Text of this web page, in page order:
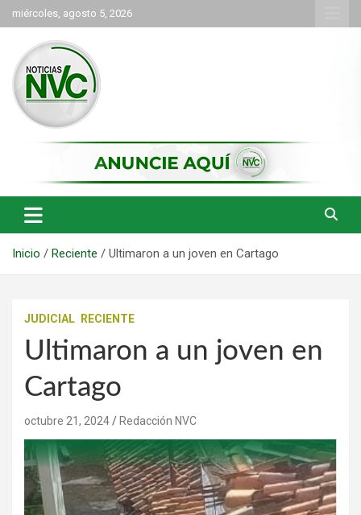
Saltar
al
contenido
miércoles, agosto 5, 2026
NVC Noticias
Inicio Reciente Ultimaron a un joven en Cartago
JUDICIAL RECIENTE
Ultimaron a un joven en
Cartago
octubre 21, 2024 Redacción NVC